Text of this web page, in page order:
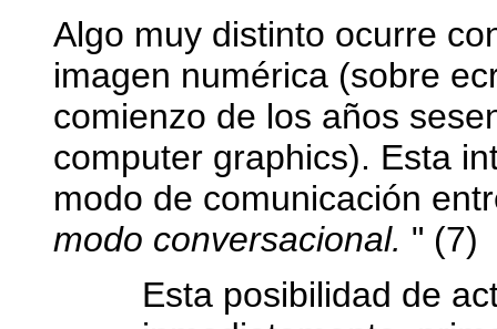
Algo muy distinto ocurre
imagen numérica (sobre
comienzo de los años
computer graphics). Esta
modo de comunicación
modo conversacional. " (7)
Esta posibilidad de